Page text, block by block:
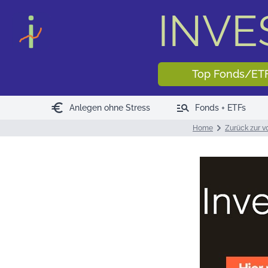
Top Fonds/
euro Anlegen ohne Stress manage_search Fonds + ETFs
Home Zurück zur